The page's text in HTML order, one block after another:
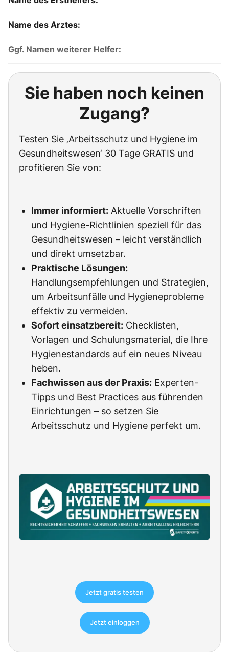
Name des Arztes:
Ggf. Namen weiterer Helfer:
Sie haben noch keinen
Zugang?
Testen Sie ‚Arbeitsschutz und Hygiene im
Gesundheitswesen‘ 30 Tage GRATIS und
profitieren Sie von:
Immer informiert: Aktuelle Vorschriften
und Hygiene-Richtlinien speziell für das
Gesundheitswesen – leicht verständlich
und direkt umsetzbar.
Praktische Lösungen:
Handlungsempfehlungen und Strategien,
um Arbeitsunfälle und Hygieneprobleme
effektiv zu vermeiden.
Sofort einsatzbereit: Checklisten,
Vorlagen und Schulungsmaterial, die Ihre
Hygienestandards auf ein neues Niveau
heben.
Fachwissen aus der Praxis: Experten-
Tipps und Best Practices aus führenden
Einrichtungen – so setzen Sie
Arbeitsschutz und Hygiene perfekt um.
Jetzt gratis testen
Jetzt einloggen